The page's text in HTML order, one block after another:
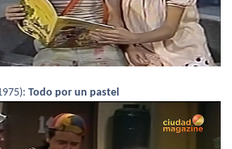
Todo por un pastel